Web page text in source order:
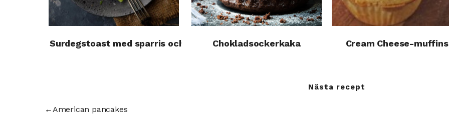
Surdegstoast med sparris och pocherat äggChokladsockerkaka Cream Cheese-muffins
Nästa recept
←American pancakes